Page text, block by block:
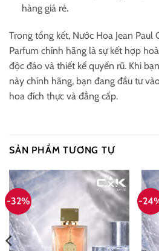
hàng giá rẻ.
Trong tổng kết, Nước Hoa Jean Paul
Parfum chính hãng là sự kết hợp
độc đáo và thiết kế quyến rũ. Khi
này chính hãng, bạn đang đầu tư
hoa đích thực và đẳng cấp.
SẢN PHẨM TƯƠNG TỰ
-32% -